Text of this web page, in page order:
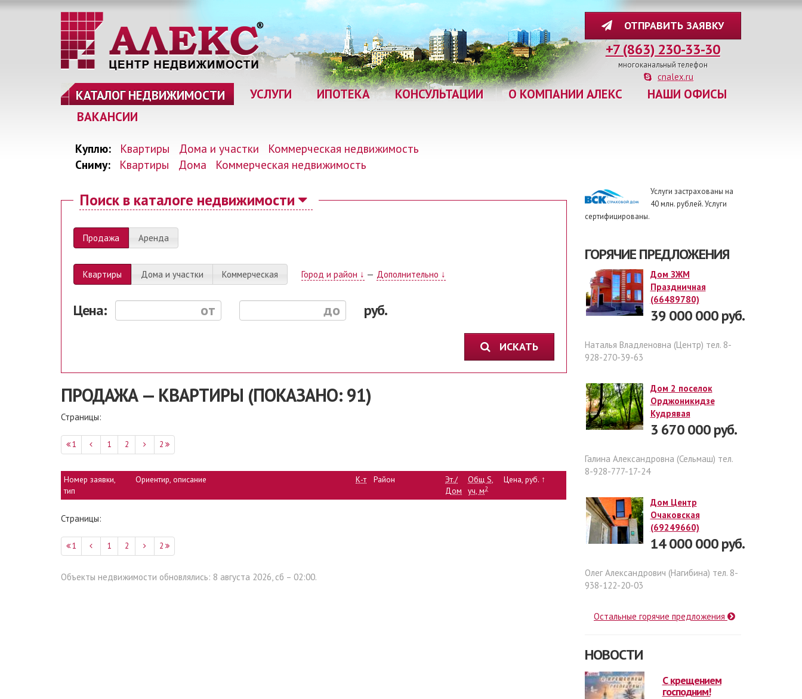
ОТПРАВИТЬ ЗАЯВКУ
+7 (863) 230-33-30
многоканальный телефон
cnalex.ru
КАТАЛОГ НЕДВИЖИМОСТИ УСЛУГИ ИПОТЕКА КОНСУЛЬТАЦИИ О КОМПАНИИ АЛЕКС
НАШИ ОФИСЫ
ВАКАНСИИ
Куплю: Квартиры Дома и участки
Коммерческая недвижимость
Сниму:
Квартиры Дома Коммерческая недвижимость
Поиск в каталоге недвижимости
Продажа Аренда
Квартиры Дома и участки Коммерческая Город и район ↓ — Дополнительно ↓
Цена: руб.
ИСКАТЬ
ПРОДАЖА — КВАРТИРЫ (ПОКАЗАНО: 91)
Страницы:
1 1 2 2
Номер заявки,
тип
Ориентир, описание К-т Район
Эт./
Дом
Общ S,
уч, м2
Цена, руб. ↑
Страницы:
1 1 2 2
Объекты недвижимости обновлялись: 8 августа 2026, сб – 02:00.
Услуги застрахованы на
40 млн. рублей. Услуги
сертифицированы.
ГОРЯЧИЕ ПРЕДЛОЖЕНИЯ
Дом ЗЖМ
Праздничная
(66489780)
39 000 000 руб.
Наталья Владленовна (Центр) тел. 8-
928-270-39-63
Дом 2 поселок
Орджоникидзе
Кудрявая
3 670 000 руб.
Галина Александровна (Сельмаш) тел.
8-928-777-17-24
Дом Центр
Очаковская
(69249660)
14 000 000 руб.
Олег Александрович (Нагибина) тел. 8-
938-122-20-03
Остальные горячие предложения
НОВОСТИ
с крещением
господним!